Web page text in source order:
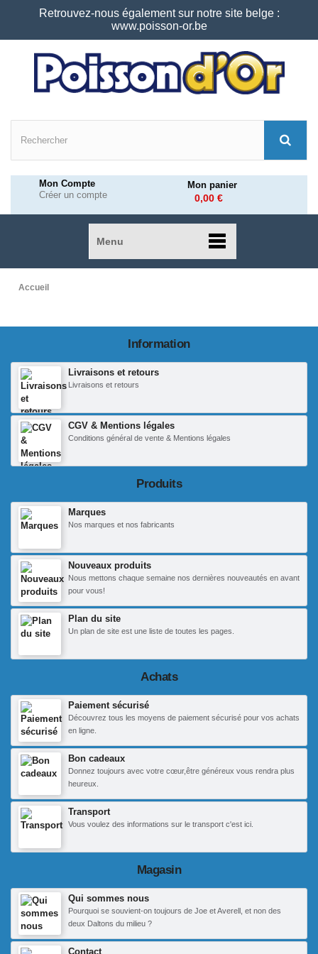
Retrouvez-nous également sur notre site belge :
www.poisson-or.be
Mon Compte
Créer un compte
Mon panier
0,00 €
Menu
Accueil
Information
Livraisons et retours
Livraisons et retours
CGV & Mentions légales
Conditions général de vente & Mentions légales
Produits
Marques
Nos marques et nos fabricants
Nouveaux produits
Nous mettons chaque semaine nos dernières nouveautés en avant
pour vous!
Plan du site
Un plan de site est une liste de toutes les pages.
Achats
Paiement sécurisé
Découvrez tous les moyens de paiement sécurisé pour vos achats
en ligne.
Bon cadeaux
Donnez toujours avec votre cœur,être généreux vous rendra plus
heureux.
Transport
Vous voulez des informations sur le transport c'est ici.
Magasin
Qui sommes nous
Pourquoi se souvient-on toujours de Joe et Averell, et non des
deux Daltons du milieu ?
Contact